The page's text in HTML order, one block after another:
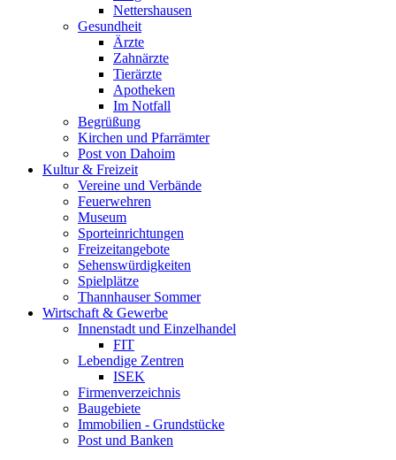
Nettershausen
Gesundheit
Ärzte
Zahnärzte
Tierärzte
Apotheken
Im Notfall
Begrüßung
Kirchen und Pfarrämter
Post von Dahoim
Kultur & Freizeit
Vereine und Verbände
Feuerwehren
Museum
Sporteinrichtungen
Freizeitangebote
Sehenswürdigkeiten
Spielplätze
Thannhauser Sommer
Wirtschaft & Gewerbe
Innenstadt und Einzelhandel
FIT
Lebendige Zentren
ISEK
Firmenverzeichnis
Baugebiete
Immobilien - Grundstücke
Post und Banken